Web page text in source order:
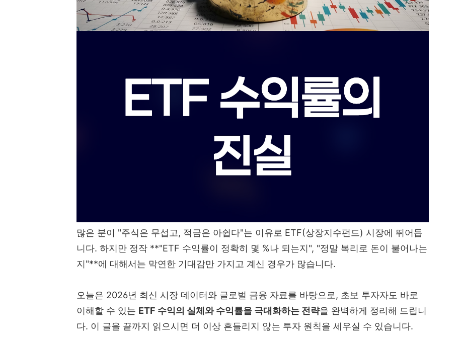
많은 분이 "주식은 무섭고, 적금은 아쉽다"는 이유로 ETF(상장지수펀드) 시장에 뛰어듭
니다. 하지만 정작 **"ETF 수익률이 정확히 몇 %나 되는지", "정말 복리로 돈이 불어나는
지"**에 대해서는 막연한 기대감만 가지고 계신 경우가 많습니다.
오늘은 2026년 최신 시장 데이터와 글로벌 금융 자료를 바탕으로, 초보 투자자도 바로
이해할 수 있는 ETF 수익의 실체와 수익률을 극대화하는 전략을 완벽하게 정리해 드립니
다. 이 글을 끝까지 읽으시면 더 이상 흔들리지 않는 투자 원칙을 세우실 수 있습니다.